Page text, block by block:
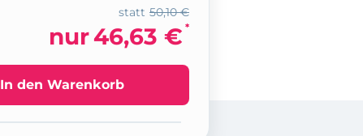
50,10 €
statt
nur46,63 € *
In den Warenkorb